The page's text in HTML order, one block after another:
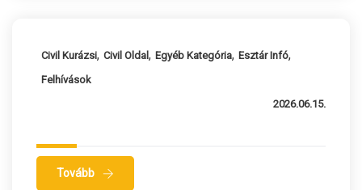
Civil Kurázsi, Civil Oldal , Egyéb Kategória, Esztár Infó,
Felhívások
2026.06.15.
Tovább